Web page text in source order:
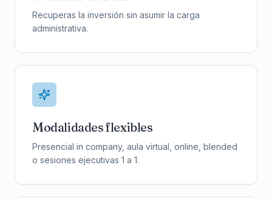
Recuperas la inversión sin asumir la carga
administrativa.
Modalidades flexibles
Presencial in company, aula virtual, online, blended
o sesiones ejecutivas 1 a 1.